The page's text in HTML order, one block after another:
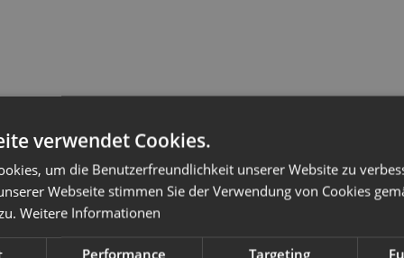
waschen
Materialen gefertigt und sollten dem
AI3 Stoffwindel liegt eine passende
verwendet Cookies.
um die Benutzerfreundlichkeit unserer Website zu
Webseite stimmen Sie der Verwendung von Cookies
Weitere Informationen
Performance Targeting